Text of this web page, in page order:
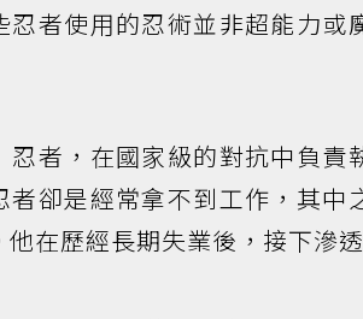
忍者使用的忍術並非超能力
忍者，在國家級的對抗中負
者卻是經常拿不到工作，其
他在歷經長期失業後，接下滲